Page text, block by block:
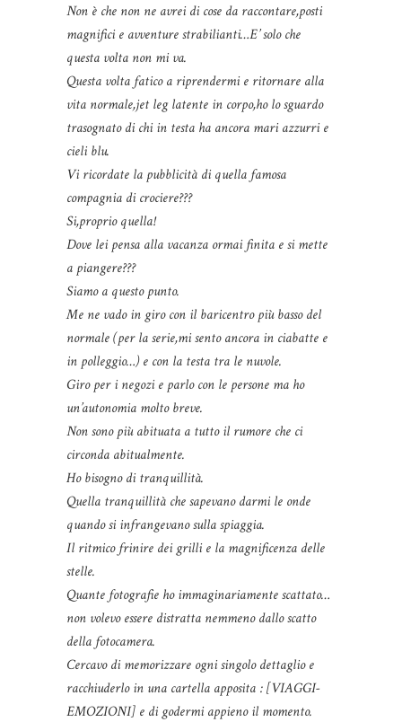
Non è che non ne avrei di cose da raccontare,posti
magnifici e avventure strabilianti…E’ solo che
questa volta non mi va.
Questa volta fatico a riprendermi e ritornare alla
vita normale,jet leg latente in corpo,ho lo sguardo
trasognato di chi in testa ha ancora mari azzurri e
cieli blu.
Vi ricordate la pubblicità di quella famosa
compagnia di crociere???
Si,proprio quella!
Dove lei pensa alla vacanza ormai finita e si mette
a piangere???
Siamo a questo punto.
Me ne vado in giro con il baricentro più basso del
normale (per la serie,mi sento ancora in ciabatte e
in polleggio…) e con la testa tra le nuvole.
Giro per i negozi e parlo con le persone ma ho
un’autonomia molto breve.
Non sono più abituata a tutto il rumore che ci
circonda abitualmente.
Ho bisogno di tranquillità.
Quella tranquillità che sapevano darmi le onde
quando si infrangevano sulla spiaggia.
Il ritmico frinire dei grilli e la magnificenza delle
stelle.
Quante fotografie ho immaginariamente scattato…
non volevo essere distratta nemmeno dallo scatto
della fotocamera.
Cercavo di memorizzare ogni singolo dettaglio e
racchiuderlo in una cartella apposita : [VIAGGI-
EMOZIONI] e di godermi appieno il momento.